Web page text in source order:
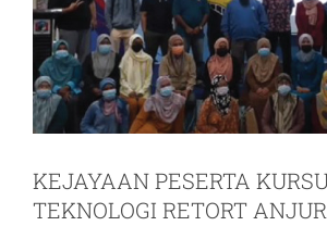
KEJAYAAN PESERTA
TEKNOLOGI RETORT